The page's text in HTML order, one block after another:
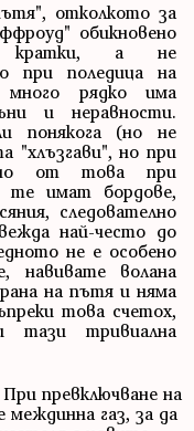
отколкото за
обикновено
кратки, а не
при поледица на
рядко има
и неравности.
понякога (но не
"хлъзгави", но при
от това при
те имат бордове,
следователно
най-често до
не е особено
навивате волана
на пътя и няма
това счетох,
тривиална
При превключване на
междинна газ, за да